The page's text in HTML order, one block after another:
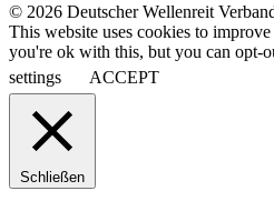
© 2026 Deutscher Wellenreit
This website uses cookies to
you're ok with this, but you can opt-
settings
ACCEPT
Schließen